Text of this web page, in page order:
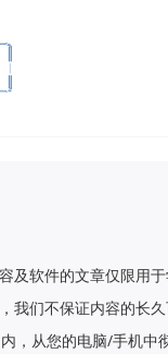
及软件的文章仅限用
我们不保证内容的长
，从您的电脑/手机中